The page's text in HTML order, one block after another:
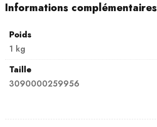
Informations complémentaires
Poids
1 kg
Taille
3090000259956